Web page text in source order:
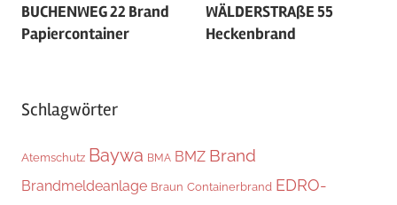
BUCHENWEG 22 Brand
Papiercontainer
WÄLDERSTRAßE 55
Heckenbrand
Schlagwörter
Atemschutz Baywa BMA BMZ Brand
Brandmeldeanlage Braun Containerbrand EDRO-